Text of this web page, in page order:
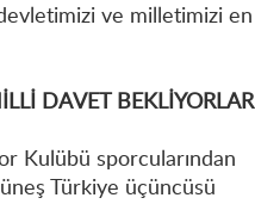
ve milletimizi en
DAVET BEKLİYORLAR
Kulübü sporcularından
Türkiye üçüncüsü